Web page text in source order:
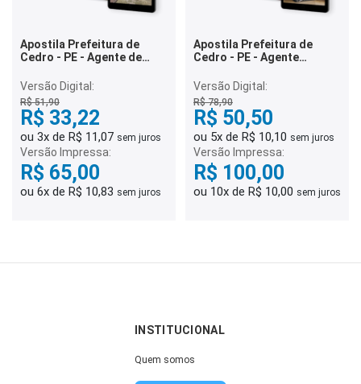
Apostila Prefeitura de
Cedro - PE - Agente de
Versão Digital:
R$ 51,90
R$ 33,22
ou 3x de R$ 11,07 sem juros
Versão Impressa:
R$ 65,00
ou 6x de R$ 10,83 sem juros
Apostila Prefeitura de
Cedro - PE - Agente
Versão Digital:
R$ 78,90
R$ 50,50
ou 5x de R$ 10,10 sem juros
Versão Impressa:
R$ 100,00
ou 10x de R$ 10,00 sem juros
INSTITUCIONAL
Quem somos